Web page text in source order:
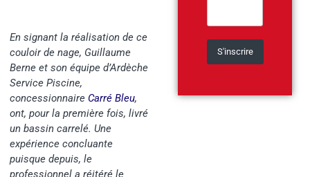
En signant la réalisation de ce
couloir de nage, Guillaume
Berne et son équipe d’Ardèche
Service Piscine,
concessionnaire Carré Bleu,
ont, pour la première fois, livré
un bassin carrelé. Une
expérience concluante
puisque depuis, le
professionnel a réitéré le